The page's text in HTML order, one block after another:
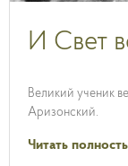
И Свет
Великий ученик
Аризонский.
Читать